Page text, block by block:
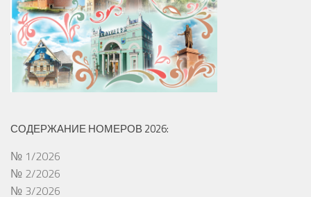
СОДЕРЖАНИЕ НОМЕРОВ 2026:
№ 1/2026
№ 2/2026
№ 3/2026